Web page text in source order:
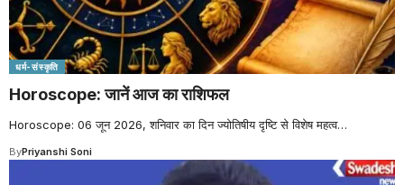
धर्म-संस्कृति
Horoscope: जानें आज का राशिफल
Horoscope: 06 जून 2026, शनिवार का दिन ज्योतिषीय दृष्टि से विशेष महत्व…
ByPriyanshi Soni